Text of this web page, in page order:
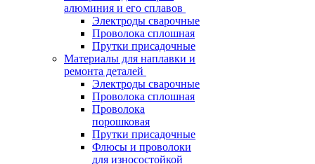
алюминия и его сплавов
Электроды сварочные
Проволока сплошная
Прутки присадочные
Материалы для наплавки и
ремонта деталей
Электроды сварочные
Проволока сплошная
Проволока
порошковая
Прутки присадочные
Флюсы и проволоки
для износостойкой